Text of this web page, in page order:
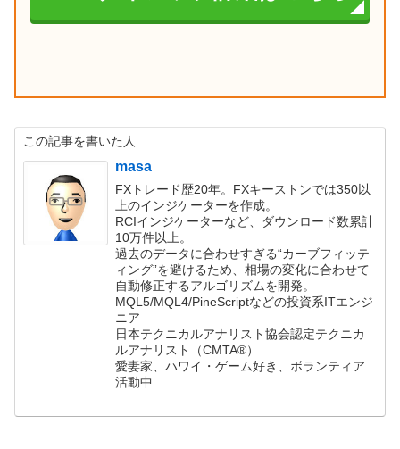
この記事を書いた人
masa
FXトレード歴20年。FXキーストンでは350以
上のインジケーターを作成。
RCIインジケーターなど、ダウンロード数累計
10万件以上。
過去のデータに合わせすぎる“カーブフィッテ
ィング”を避けるため、相場の変化に合わせて
自動修正するアルゴリズムを開発。
MQL5/MQL4/PineScriptなどの投資系ITエンジ
ニア
日本テクニカルアナリスト協会認定テクニカ
ルアナリスト（CMTA®）
愛妻家、ハワイ・ゲーム好き、ボランティア
活動中